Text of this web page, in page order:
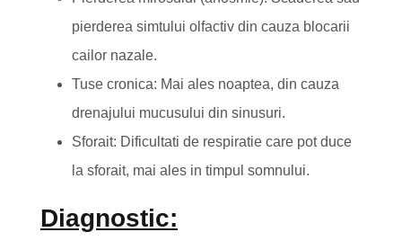
pierderea simtului olfactiv din cauza blocarii
cailor nazale.
Tuse cronica: Mai ales noaptea, din cauza
drenajului mucusului din sinusuri.
Sforait: Dificultati de respiratie care pot duce
la sforait, mai ales in timpul somnului.
Diagnostic: